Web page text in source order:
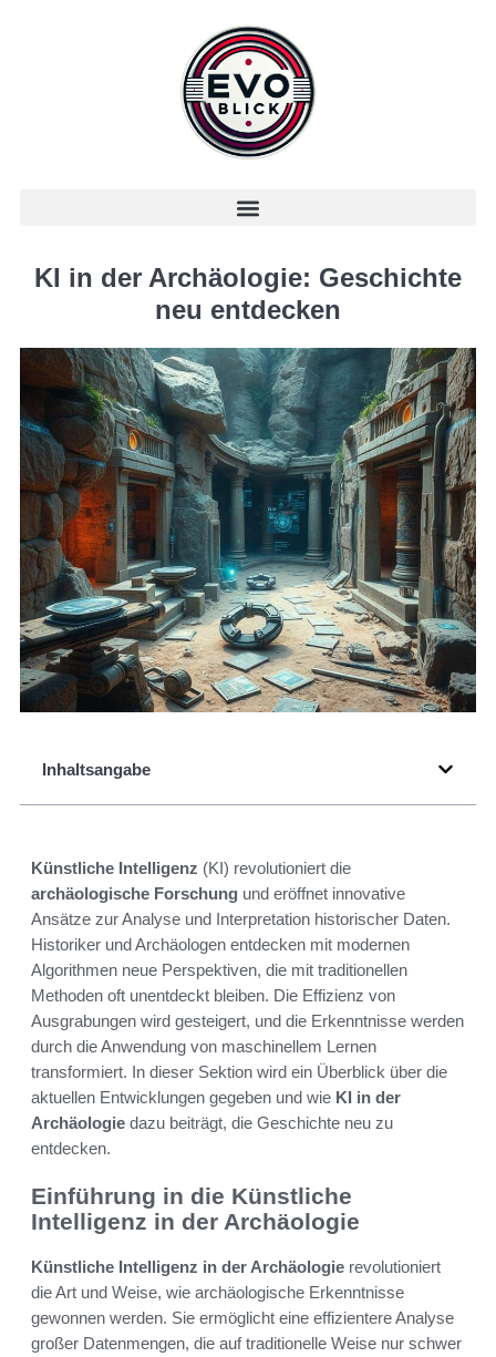
KI in der Archäologie: Geschichte
neu entdecken
Inhaltsangabe
Künstliche Intelligenz (KI) revolutioniert die
archäologische Forschung und eröffnet innovative
Ansätze zur Analyse und Interpretation historischer Daten.
Historiker und Archäologen entdecken mit modernen
Algorithmen neue Perspektiven, die mit traditionellen
Methoden oft unentdeckt bleiben. Die Effizienz von
Ausgrabungen wird gesteigert, und die Erkenntnisse werden
durch die Anwendung von maschinellem Lernen
transformiert. In dieser Sektion wird ein Überblick über die
aktuellen Entwicklungen gegeben und wie KI in der
Archäologie dazu beiträgt, die Geschichte neu zu
entdecken.
Einführung in die Künstliche
Intelligenz in der Archäologie
Künstliche Intelligenz in der Archäologie revolutioniert
die Art und Weise, wie archäologische Erkenntnisse
gewonnen werden. Sie ermöglicht eine effizientere Analyse
großer Datenmengen, die auf traditionelle Weise nur schwer